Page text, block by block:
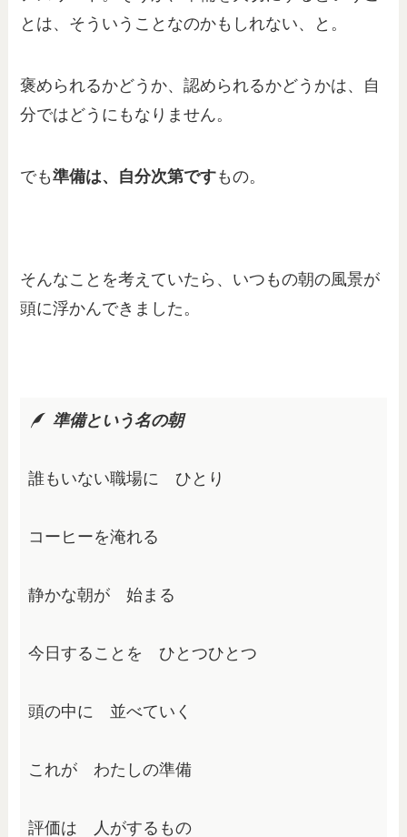
とは、そういうことなのかもしれない、と。
褒められるかどうか、認められるかどうかは、自
分ではどうにもなりません。
でも準備は、自分次第ですもの。
そんなことを考えていたら、いつもの朝の風景が
頭に浮かんできました。
準備という名の朝
誰もいない職場に　ひとり
コーヒーを淹れる
静かな朝が　始まる
今日することを　ひとつひとつ
頭の中に　並べていく
これが　わたしの準備
評価は　人がするもの